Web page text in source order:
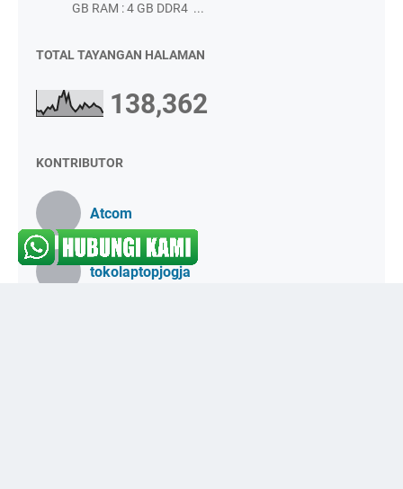
GB RAM : 4 GB DDR4 ...
TOTAL TAYANGAN HALAMAN
138,362
KONTRIBUTOR
Atcom
tokolaptopjogja